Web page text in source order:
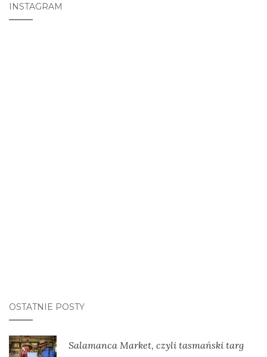
INSTAGRAM
OSTATNIE POSTY
Salamanca Market, czyli tasmański targ